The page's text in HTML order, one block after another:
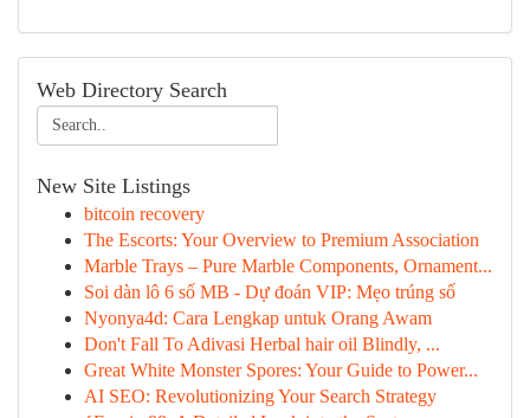
Web Directory Search
New Site Listings
bitcoin recovery
The Escorts: Your Overview to Premium Association
Marble Trays – Pure Marble Components, Ornament...
Soi dàn lô 6 số MB - Dự đoán VIP: Mẹo trúng số
Nyonya4d: Cara Lengkap untuk Orang Awam
Don't Fall To Adivasi Herbal hair oil Blindly, ...
Great White Monster Spores: Your Guide to Power...
AI SEO: Revolutionizing Your Search Strategy